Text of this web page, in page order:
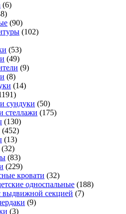
(6)
(90)
(102)
(53)
(49)
(9)
(8)
(14)
сундуки (50)
стеллажи (175)
(130)
(452)
(13)
(32)
(83)
(229)
кровати (32)
односпальные (188)
выдвижной секцией (7)
(9)
(3)